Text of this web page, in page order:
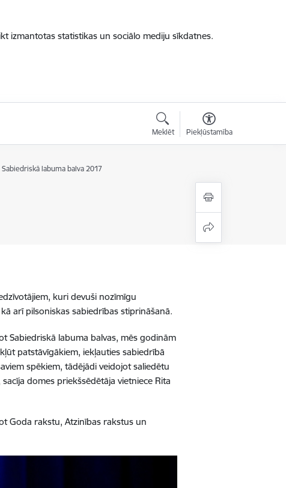
izmantotas statistikas un sociālo mediju sīkdatnes.
Meklēt Piekļūstamība
Sabiedriskā labuma balva 2017
kuri devuši nozīmīgu
arī pilsoniskas sabiedrības stiprināšanā.
Sabiedriskā labuma balvas, mēs godinām
patstāvīgākiem, iekļauties sabiedrībā
spēkiem, tādējādi veidojot saliedētu
domes priekšsēdētāja vietniece Rita
Goda rakstu, Atzinības rakstus un